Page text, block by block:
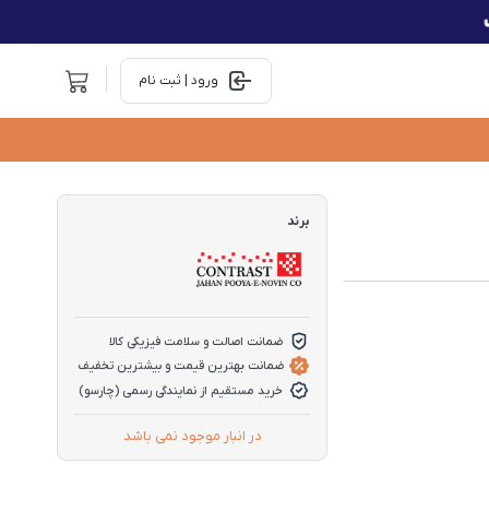
ورود | ثبت نام
برند
ضمانت اصالت و سلامت فیزیکی کالا
ضمانت بهترین قیمت و بیشترین تخفیف
خرید مستقیم از نمایندگی رسمی (چارسو)
در انبار موجود نمی باشد